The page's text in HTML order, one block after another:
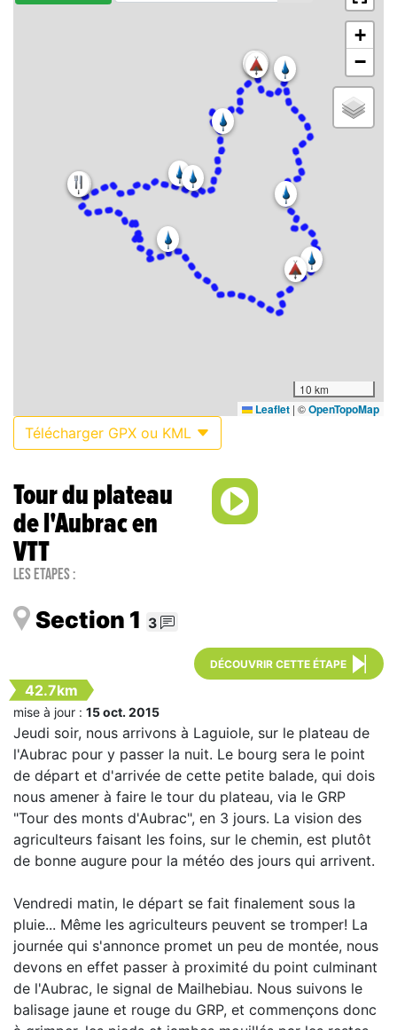
+
−
10 km
Leaflet | ©OpenTopoMap
Télécharger GPX ou KML
Tour du plateau
de l'Aubrac en
VTT
Les étapes :
Section 1 3
DÉCOUVRIR CETTE ÉTAPE
42.7km
mise à jour : 15 oct. 2015
Jeudi soir, nous arrivons à Laguiole, sur le plateau de
l'Aubrac pour y passer la nuit. Le bourg sera le point
de départ et d'arrivée de cette petite balade, qui dois
nous amener à faire le tour du plateau, via le GRP
"Tour des monts d'Aubrac", en 3 jours. La vision des
agriculteurs faisant les foins, sur le chemin, est plutôt
de bonne augure pour la météo des jours qui arrivent.
Vendredi matin, le départ se fait finalement sous la
pluie... Même les agriculteurs peuvent se tromper! La
journée qui s'annonce promet un peu de montée, nous
devons en effet passer à proximité du point culminant
de l'Aubrac, le signal de Mailhebiau. Nous suivons le
balisage jaune et rouge du GRP, et commençons donc